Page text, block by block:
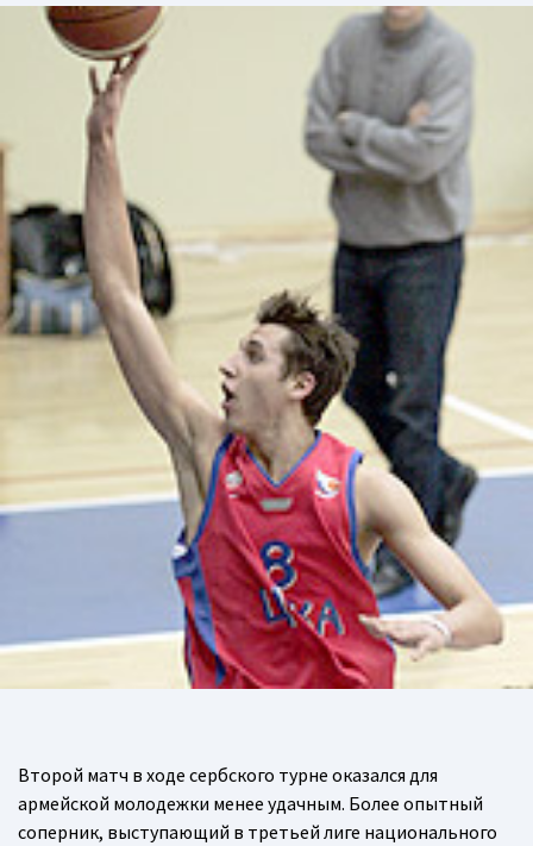
Второй матч в ходе сербского турне оказался для
армейской молодежки менее удачным. Более опытный
соперник, выступающий в третьей лиге национального